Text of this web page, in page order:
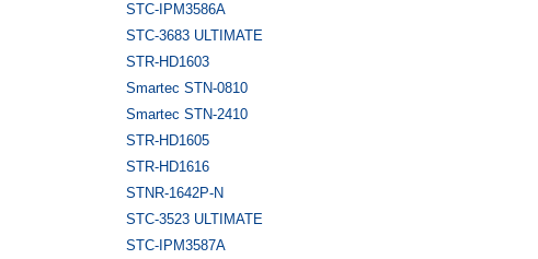
STC-IPM3586A
STC-3683 ULTIMATE
STR-HD1603
Smartec STN-0810
Smartec STN-2410
STR-HD1605
STR-HD1616
STNR-1642P-N
STC-3523 ULTIMATE
STC-IPM3587A